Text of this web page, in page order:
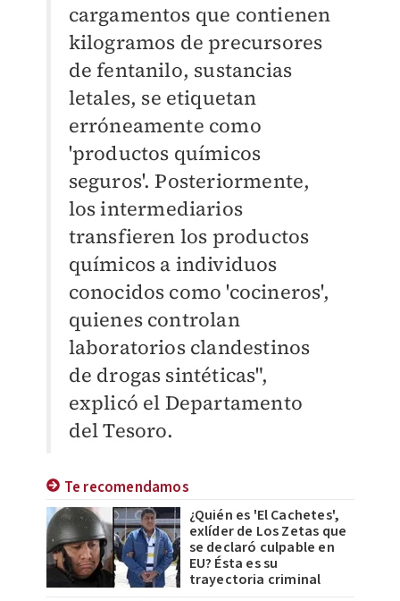
cargamentos que contienen
kilogramos de precursores
de fentanilo, sustancias
letales, se etiquetan
erróneamente como
'productos químicos
seguros'. Posteriormente,
los intermediarios
transfieren los productos
químicos a individuos
conocidos como 'cocineros',
quienes controlan
laboratorios clandestinos
de drogas sintéticas",
explicó el Departamento
del Tesoro.
Te recomendamos
¿Quién es 'El Cachetes',
exlíder de Los Zetas que
se declaró culpable en
EU? Ésta es su
trayectoria criminal